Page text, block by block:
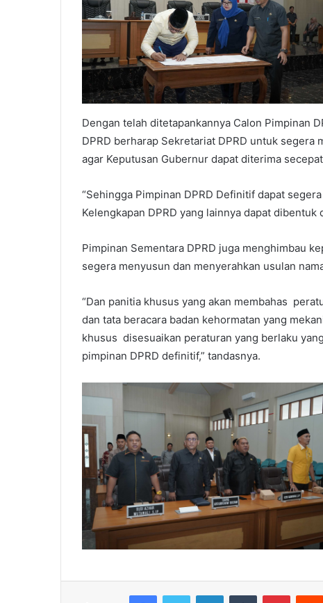
Dengan telah ditetapankannya Calon Pimpinan
DPRD berharap Sekretariat DPRD untuk
agar Keputusan Gubernur dapat diterima
“Sehingga Pimpinan DPRD Definitif dapat
Kelengkapan DPRD yang lainnya dapat dibentuk
Pimpinan Sementara DPRD juga menghimbau
segera menyusun dan menyerahkan usulan
“Dan panitia khusus yang akan membahas
dan tata beracara badan kehormatan yang
khusus disesuaikan peraturan yang berlaku
pimpinan DPRD definitif,” tandasnya.
FacebookTwitter LinkedInTumblr Pinterest